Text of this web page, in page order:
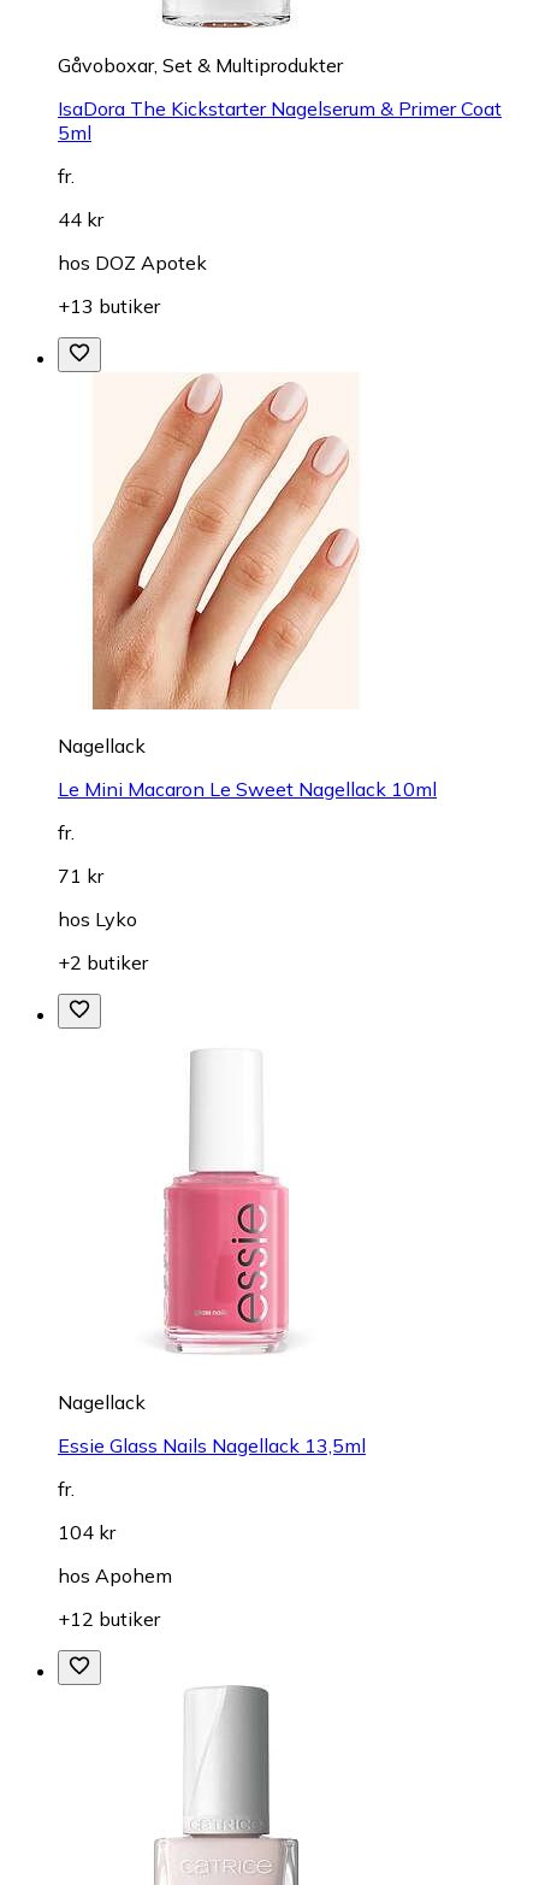
Gåvoboxar, Set & Multiprodukter
IsaDora The Kickstarter Nagelserum & Primer Coat
5ml
fr.
44 kr
hos DOZ Apotek
+13 butiker
Nagellack
Le Mini Macaron Le Sweet Nagellack 10ml
fr.
71 kr
hos Lyko
+2 butiker
Nagellack
Essie Glass Nails Nagellack 13,5ml
fr.
104 kr
hos Apohem
+12 butiker